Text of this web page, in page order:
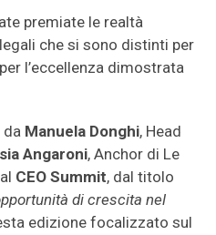
premiate le realtà
che si sono distinti per
l’eccellenza dimostrata
da Manuela Donghi, Head
Angaroni, Anchor di Le
CEO Summit, dal titolo
di crescita nel
edizione focalizzato sul